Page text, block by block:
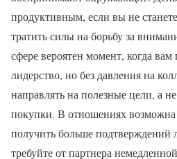
продуктивным, если вы не
тратить силы на борьбу за
сфере вероятен момент, когда вам
лидерство, но без давления на
направлять на полезные цели, а
покупки. В отношениях
получить больше
требуйте от партнера